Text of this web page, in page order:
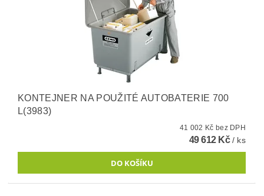
KONTEJNER NA POUŽITÉ AUTOBATERIE 700
L(3983)
41 002 Kč bez DPH
49 612 Kč/ ks